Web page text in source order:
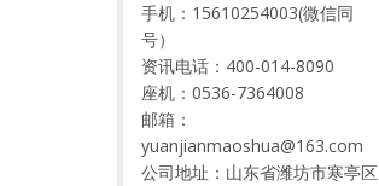
手机：15610254003(微信同
号）
资讯电话：400-014-8090
座机：0536-7364008
邮箱：
yuanjianmaoshua@163.com
公司地址：山东省潍坊市寒亭区